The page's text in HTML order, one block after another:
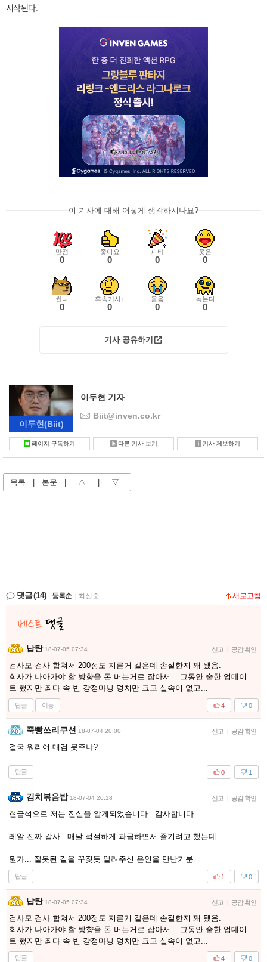
시작된다.
이 기사에 대해 어떻게 생각하시나요?
만점
0
좋아요
0
파티
0
웃음
0
씬나
0
후속기사+
0
울음
0
녹는다
0
기사 공유하기
이두현(Biit)
이두현 기자
Biit@inven.co.kr
페이지 구독하기 다른 기사 보기 기사 제보하기
목록 본문 △ ▽
댓글(14) 등록순 최신순 새로고침
납탄 18-07-05 07:34 신고 | 공감 확인
검사모 검사 합쳐서 200정도 지른거 같은데 손절한지 꽤 됐음.
회사가 나아가야 할 방향을 돈 버는거로 잡아서... 그동안 숱한 업데이
트 했지만 죄다 속 빈 강정마냥 덩치만 크고 실속이 없고...
답글 이동 0
4
죽빵쓰리쿠션 18-07-04 20:00 신고 | 공감 확인
결국 워리어 대검 못주냐?
답글 1
0
김치볶음밥 18-07-04 20:18 신고 | 공감 확인
현금석으로 저는 진실을 알게되었습니다.. 감사합니다.
레알 진짜 감사.. 매달 적절하게 과금하면서 즐기려고 했는데.
뭔가... 잘못된 길을 꾸짖듯 알려주신 은인을 만난기분
답글 0
1
납탄 18-07-05 07:34 신고 | 공감 확인
검사모 검사 합쳐서 200정도 지른거 같은데 손절한지 꽤 됐음.
회사가 나아가야 할 방향을 돈 버는거로 잡아서... 그동안 숱한 업데이
트 했지만 죄다 속 빈 강정마냥 덩치만 크고 실속이 없고...
답글 0
4